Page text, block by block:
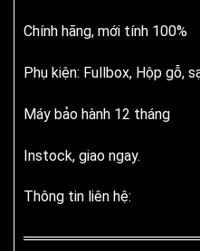
Chính hãng, mới tính 100%
Phụ kiện: Fullbox, Hộp gỗ,
Máy bảo hành 12 tháng
Instock, giao ngay.
Thông tin liên hệ: